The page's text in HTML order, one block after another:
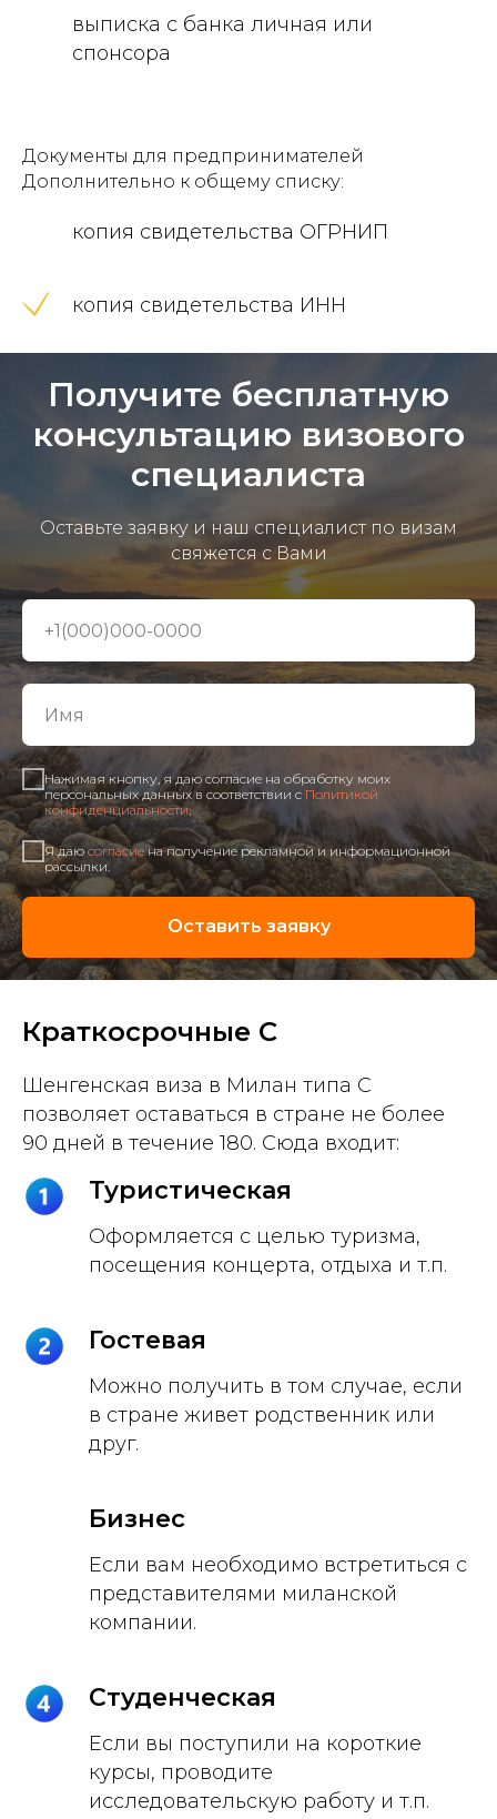
выписка с банка личная или
спонсора
Документы для предпринимателей
Дополнительно к общему списку:
копия свидетельства ОГРНИП
копия свидетельства ИНН
Получите бесплатную
консультацию визового
специалиста
Оставьте заявку и наш специалист по визам
свяжется с Вами
Нажимая кнопку, я даю согласие на обработку моих
персональных данных в соответствии с Политикой
конфиденциальности.
Я даюсогласиена получение рекламной и информационной
рассылки.
Оставить заявку
Краткосрочные C
Шенгенская виза в Милан типа C
позволяет оставаться в стране не более
90 дней в течение 180. Сюда входит:
Туристическая
Оформляется с целью туризма,
посещения концерта, отдыха и т.п.
Гостевая
Можно получить в том случае, если
в стране живет родственник или
друг.
Бизнес
Если вам необходимо встретиться с
представителями миланской
компании.
Студенческая
Если вы поступили на короткие
курсы, проводите
исследовательскую работу и т.п.